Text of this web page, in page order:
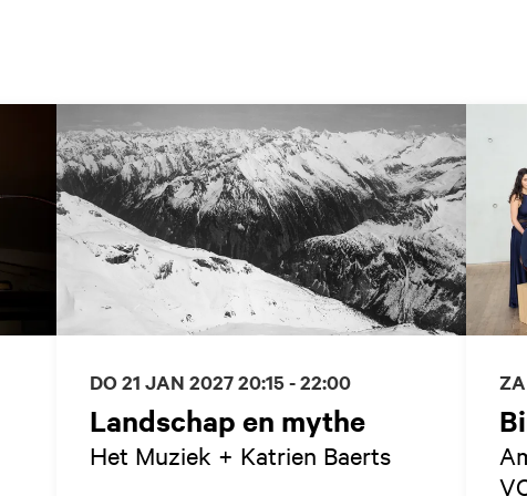
Landschap en mythe
Het Muziek + Katrien Baerts
DO 21 JAN 202720:15 - 22:00